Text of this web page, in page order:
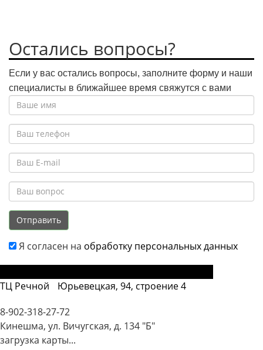
Остались вопросы?
Если у вас остались вопросы, заполните форму и наши
специалисты в ближайшее время свяжутся с вами
Отправить
Я согласен на обработку персональных данных
ТЦ Речной
Юрьевецкая, 94, строение 4
8-902-318-27-72
Кинешма, ул. Вичугская, д. 134 "Б"
загрузка карты...